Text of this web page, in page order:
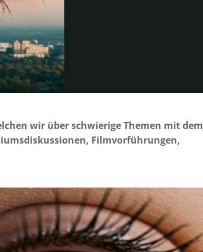
wir über schwierige Themen mit dem
Filmvorführungen,